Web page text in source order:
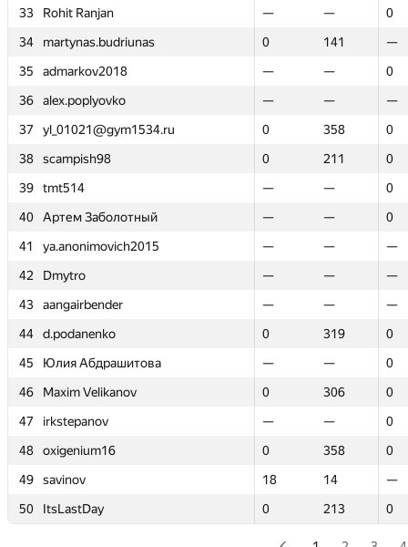
33
Rohit Ranjan — —
0
34
martynas.budriunas 0 141
—
35
admarkov2018 — —
0
36
alex.poplyovko — —
—
37
yl_01021@gym1534.ru 0 358
0
38
scampish98 0 211
0
39
tmt514 — —
0
40
Артем Заболотный — —
0
41
ya.anonimovich2015 — —
—
42
Dmytro — —
—
43
aangairbender — —
—
44
d.podanenko 0 319
0
45
Юлия Абдрашитова — —
0
46
Maxim Velikanov 0 306
0
47
irkstepanov — —
0
48
oxigenium16 0 358
0
49
savinov 18 14
—
50
ItsLastDay 0 213 0
33
Rohit Ranjan — —
0
34
martynas.budriunas 0 141
—
35
admarkov2018 — —
0
36
alex.poplyovko — —
—
37
yl_01021@gym1534.ru 0 358
0
38
scampish98 0 211
0
39
tmt514 — —
0
40
Артем Заболотный — —
0
41
ya.anonimovich2015 — —
—
42
Dmytro — —
—
43
aangairbender — —
—
44
d.podanenko 0 319
0
45
Юлия Абдрашитова — —
0
46
Maxim Velikanov 0 306
0
47
irkstepanov — —
0
48
oxigenium16 0 358
0
49
savinov 18 14
—
50
ItsLastDay 0 213 0